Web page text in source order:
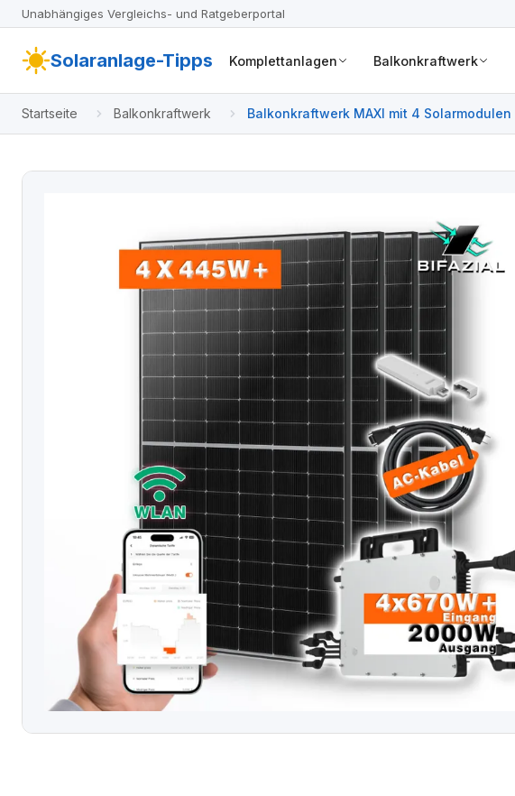
Unabhängiges Vergleichs- und Ratgeberportal
Solaranlage-Tipps Komplettanlagen Balkonkraftwerk
Startseite Balkonkraftwerk Balkonkraftwerk MAXI mit 4 Solarmodulen